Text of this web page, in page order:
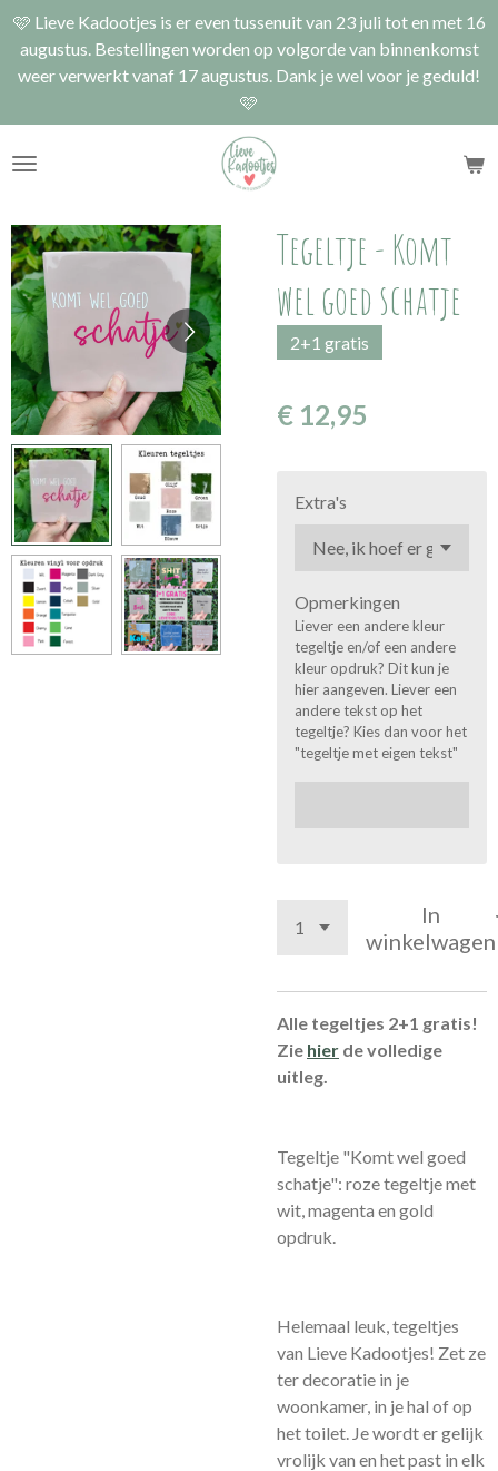
Ga
direct
naar
hoofdinhoud
🩷 Lieve Kadootjes is er even tussenuit van 23 juli tot en met 16
augustus. Bestellingen worden op volgorde van binnenkomst
weer verwerkt vanaf 17 augustus. Dank je wel voor je geduld!
🩷
Tegeltje - Komt
wel goed schatje
2+1 gratis
€ 12,95
Extra's
Opmerkingen
Liever een andere kleur
tegeltje en/of een andere
kleur opdruk? Dit kun je
hier aangeven. Liever een
andere tekst op het
tegeltje? Kies dan voor het
"tegeltje met eigen tekst"
In
winkelwagen
Alle tegeltjes 2+1 gratis!
Zie hier de volledige
uitleg.
Tegeltje "Komt wel goed
schatje": roze tegeltje met
wit, magenta en gold
opdruk.
Helemaal leuk, tegeltjes
van Lieve Kadootjes! Zet ze
ter decoratie in je
woonkamer, in je hal of op
het toilet. Je wordt er gelijk
vrolijk van en het past in elk